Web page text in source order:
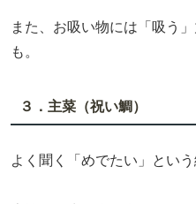
また、お吸い物には「吸う
も。
３．主菜（祝い鯛）
よく聞く「めでたい」という